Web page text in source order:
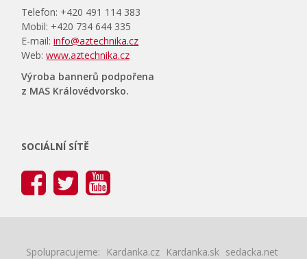
Telefon: +420 491 114 383
Mobil: +420 734 644 335
E-mail:info@aztechnika.cz
Web:www.aztechnika.cz
Výroba bannerů podpořena
z MAS Královédvorsko.
SOCIÁLNÍ SÍTĚ
Spolupracujeme: Kardanka.cz Kardanka.sk sedacka.net